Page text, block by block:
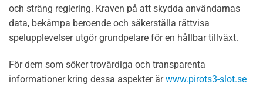
och sträng reglering. Kraven på att skydda användarnas
data, bekämpa beroende och säkerställa rättvisa
spelupplevelser utgör grundpelare för en hållbar tillväxt.
För dem som söker trovärdiga och transparenta
informationer kring dessa aspekter ärwww.pirots3-slot.se